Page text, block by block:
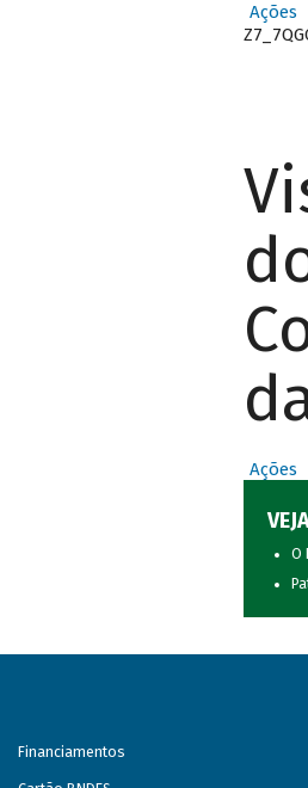
Ações
Ações
O
Financiamentos